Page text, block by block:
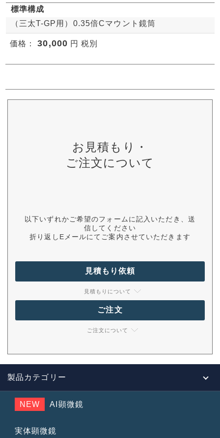
標準構成
（三太T-GP用）0.35倍Cマウント鏡筒
価格： 30,000 円 税別
お見積もり・
ご注文について
以下いずれかご希望のフォームに記入いただき、送
信してください
折り返しEメールにてご案内させていただきます
見積もり依頼
見積もりについて
ご注文
ご注文について
製品カテゴリー
NEW AI顕微鏡
実体顕微鏡